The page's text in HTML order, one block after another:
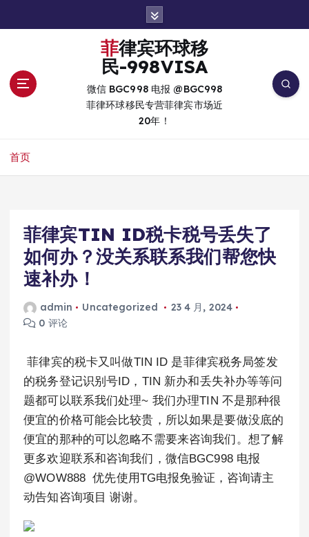
菲律宾环球移
民-998VISA
微信 BGC998 电报 @BGC998
菲律环球移民专营菲律宾市场近
20年！
首页
菲律宾TIN ID税卡税号丢失了
如何办？没关系联系我们帮您快
速补办！
admin Uncategorized
23 4 月, 2024
0 评论
菲律宾的税卡又叫做TIN ID 是菲律宾税务局签发
的税务登记识别号ID，TIN 新办和丢失补办等等问
题都可以联系我们处理~ 我们办理TIN 不是那种很
便宜的价格可能会比较贵，所以如果是要做没底的
便宜的那种的可以忽略不需要来咨询我们。想了解
更多欢迎联系和咨询我们，微信BGC998 电报
@WOW888 优先使用TG电报免验证，咨询请主
动告知咨询项目 谢谢。